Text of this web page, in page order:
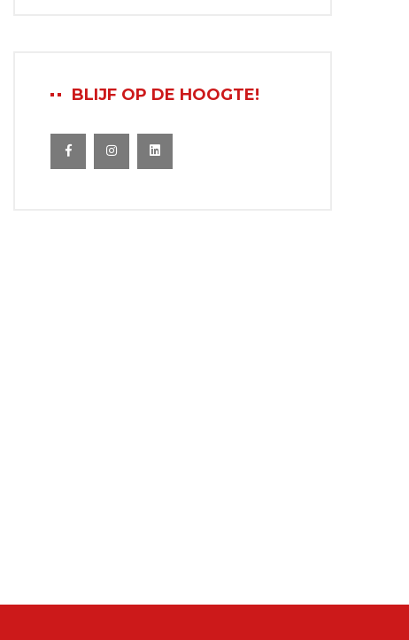
BLIJF OP DE HOOGTE!